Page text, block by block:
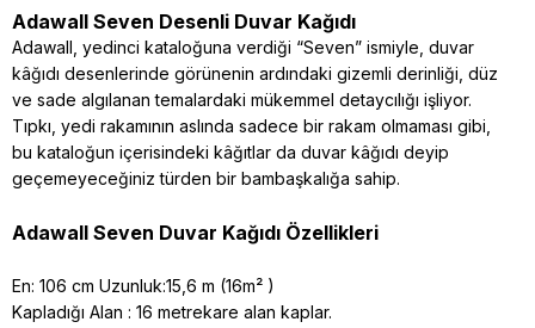
Adawall Seven Desenli Duvar Kağıdı
Adawall, yedinci kataloğuna verdiği “Seven” ismiyle, duvar
kâğıdı desenlerinde görünenin ardındaki gizemli derinliği, düz
ve sade algılanan temalardaki mükemmel detaycılığı işliyor.
Tıpkı, yedi rakamının aslında sadece bir rakam olmaması gibi,
bu kataloğun içerisindeki kâğıtlar da duvar kâğıdı deyip
geçemeyeceğiniz türden bir bambaşkalığa sahip.
Adawall Seven Duvar Kağıdı Özellikleri
En: 106 cm Uzunluk:15,6 m (16m² )
Kapladığı Alan : 16 metrekare alan kaplar.